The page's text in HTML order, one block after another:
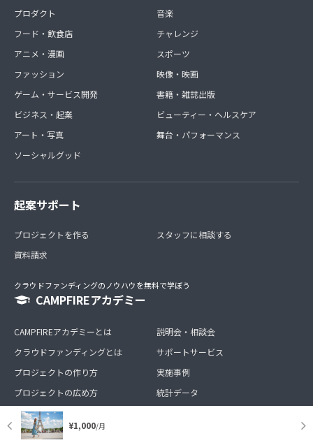
¥1,000/月
プロダクト
フード・飲食店
アニメ・漫画
ファッション
ゲーム・サービス開発
ビジネス・起業
アート・写真
ソーシャルグッド
音楽
チャレンジ
スポーツ
映像・映画
書籍・雑誌出版
ビューティー・ヘルスケア
舞台・パフォーマンス
起案サポート
プロジェクトを作る
資料請求
スタッフに相談する
クラウドファンディングのノウハウを無料で学ぼう
CAMPFIREアカデミー
CAMPFIREアカデミーとは
クラウドファンディングとは
プロジェクトの作り方
プロジェクトの広め方
説明会・相談会
サポートサービス
実施事例
統計データ